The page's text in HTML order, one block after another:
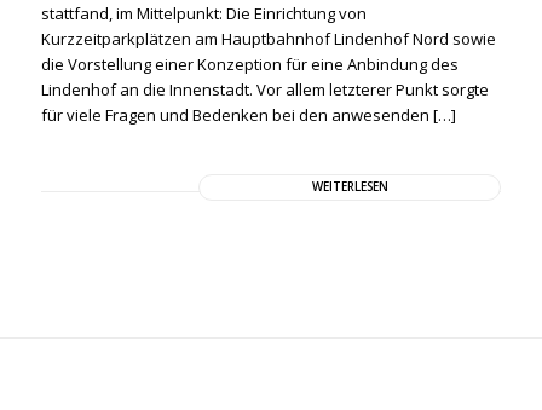
stattfand, im Mittelpunkt: Die Einrichtung von
Kurzzeitparkplätzen am Hauptbahnhof Lindenhof Nord sowie
die Vorstellung einer Konzeption für eine Anbindung des
Lindenhof an die Innenstadt. Vor allem letzterer Punkt sorgte
für viele Fragen und Bedenken bei den anwesenden […]
WEITERLESEN